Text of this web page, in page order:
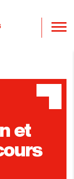
et